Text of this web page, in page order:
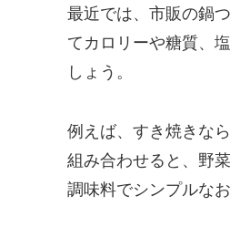
最近では、市販の鍋
てカロリーや糖質、
しょう。
例えば、すき焼きな
組み合わせると、野
調味料でシンプルな